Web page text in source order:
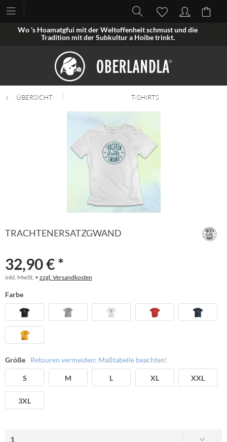
Wo ’s Hoamatgfui mit der Weltoffenheit schmust und die
Tradition mit der Subkultur a Hoibe trinkt.
ÜBERSICHT T-SHIRTS
TRACHTENERSATZGWAND
32,90 € *
inkl. MwSt. • zzgl. Versandkosten
Farbe
Größe Retouren vermeiden: Maßtabelle beachten!
S M L XL XXL
3XL